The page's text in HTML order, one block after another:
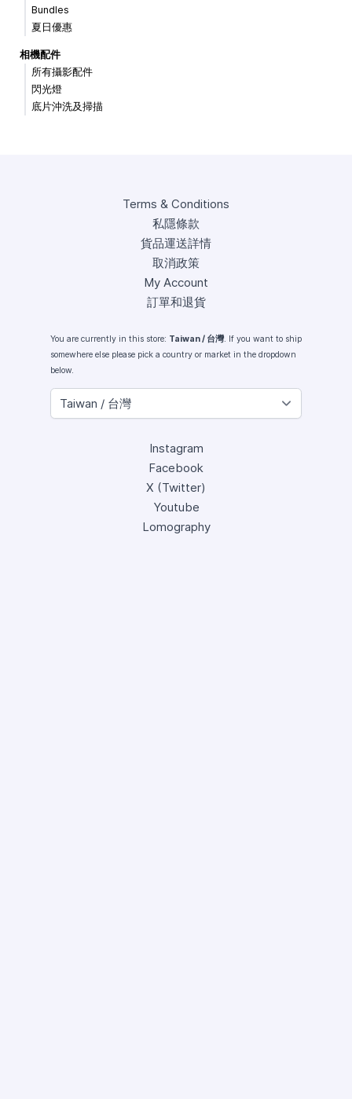
Bundles
夏日優惠
相機配件
所有攝影配件
閃光燈
底片沖洗及掃描
Terms & Conditions
私隱條款
貨品運送詳情
取消政策
My Account
訂單和退貨
You are currently in this store: Taiwan / 台灣. If you want to ship
somewhere else please pick a country or market in the dropdown
below.
Instagram
Facebook
X (Twitter)
Youtube
Lomography